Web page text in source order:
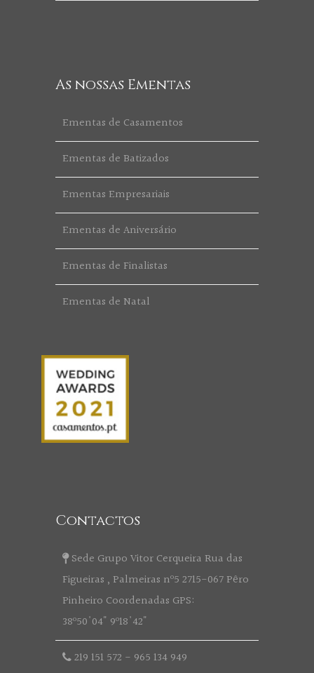
As nossas Ementas
Ementas de Casamentos
Ementas de Batizados
Ementas Empresariais
Ementas de Aniversário
Ementas de Finalistas
Ementas de Natal
Contactos
Sede Grupo Vitor Cerqueira Rua das
Figueiras , Palmeiras nº5 2715-067 Pêro
Pinheiro Coordenadas GPS:
38º50'04" 9º18'42"
219 151 572 - 965 134 949